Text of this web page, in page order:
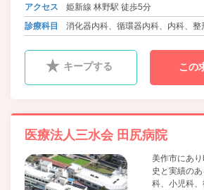
アクセス
姫新線 林野駅 徒歩5分
診療科目
消化器内科、循環器内科、内科、
キープする この
医療法人三水会 田尻病院
美作市にあ
史と実績の
科、小児科